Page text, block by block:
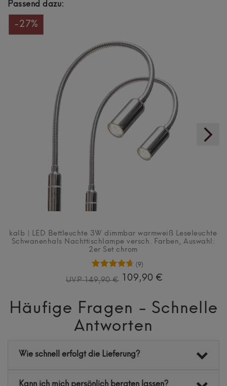
Passend dazu:
-27%
kalb | LED Bettleuchte 3W dimmbar warmweiß Leseleuchte
Schwanenhals Nachttischlampe versch. Farben , Auswahl:
2er Set chrom
(9)
UVP 149,90 € 109,90 €
Häufige Fragen - Schnelle
Antworten
Wie schnell erfolgt die Lieferung?